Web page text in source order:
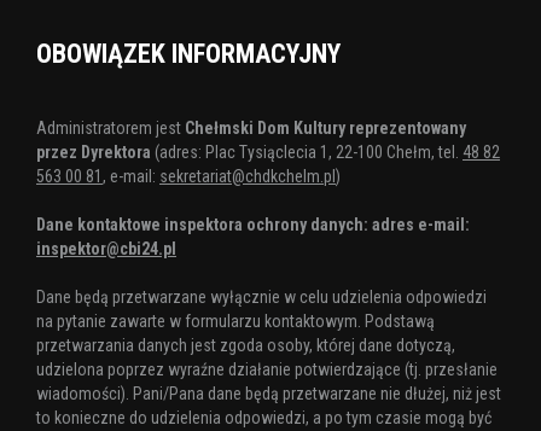
OBOWIĄZEK INFORMACYJNY
Administratorem jest Chełmski Dom Kultury reprezentowany
przez Dyrektora (adres: Plac Tysiąclecia 1, 22-100 Chełm, tel. 48 82
563 00 81 , e-mail: sekretariat@chdkchelm.pl )
Dane kontaktowe inspektora ochrony danych: adres e-mail:
inspektor@cbi24.pl
Dane będą przetwarzane wyłącznie w celu udzielenia odpowiedzi
na pytanie zawarte w formularzu kontaktowym. Podstawą
przetwarzania danych jest zgoda osoby, której dane dotyczą,
udzielona poprzez wyraźne działanie potwierdzające (tj. przesłanie
wiadomości). Pani/Pana dane będą przetwarzane nie dłużej, niż jest
to konieczne do udzielenia odpowiedzi, a po tym czasie mogą być